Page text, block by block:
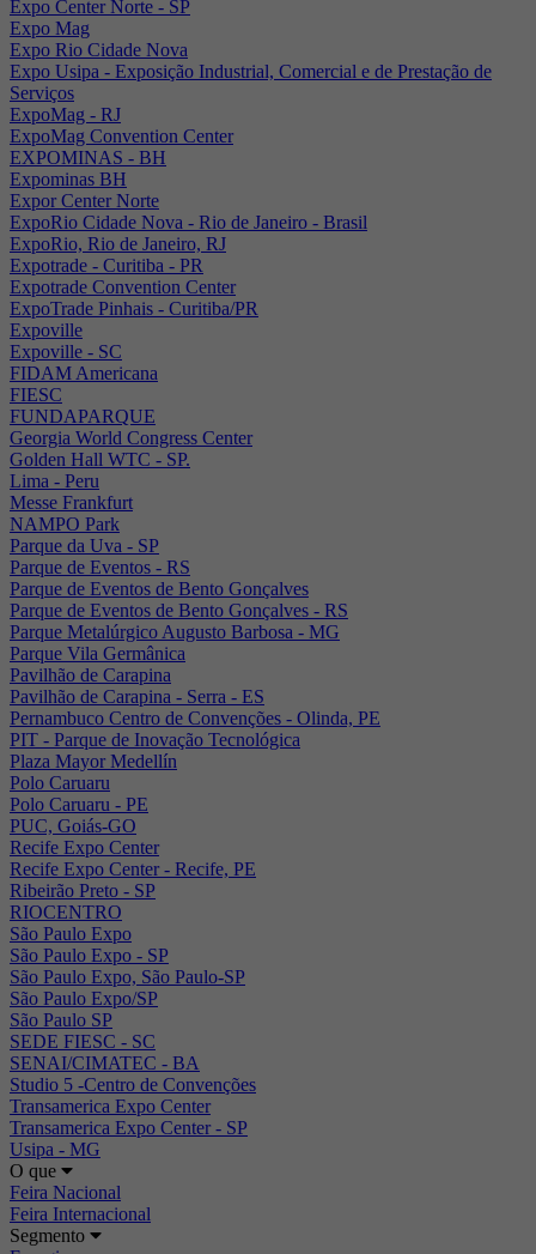
Expo Center Norte - SP
Expo Mag
Expo Rio Cidade Nova
Expo Usipa - Exposição Industrial, Comercial e de Prestação de
Serviços
ExpoMag - RJ
ExpoMag Convention Center
EXPOMINAS - BH
Expominas BH
Expor Center Norte
ExpoRio Cidade Nova - Rio de Janeiro - Brasil
ExpoRio, Rio de Janeiro, RJ
Expotrade - Curitiba - PR
Expotrade Convention Center
ExpoTrade Pinhais - Curitiba/PR
Expoville
Expoville - SC
FIDAM Americana
FIESC
FUNDAPARQUE
Georgia World Congress Center
Golden Hall WTC - SP.
Lima - Peru
Messe Frankfurt
NAMPO Park
Parque da Uva - SP
Parque de Eventos - RS
Parque de Eventos de Bento Gonçalves
Parque de Eventos de Bento Gonçalves - RS
Parque Metalúrgico Augusto Barbosa - MG
Parque Vila Germânica
Pavilhão de Carapina
Pavilhão de Carapina - Serra - ES
Pernambuco Centro de Convenções - Olinda, PE
PIT - Parque de Inovação Tecnológica
Plaza Mayor Medellín
Polo Caruaru
Polo Caruaru - PE
PUC, Goiás-GO
Recife Expo Center
Recife Expo Center - Recife, PE
Ribeirão Preto - SP
RIOCENTRO
São Paulo Expo
São Paulo Expo - SP
São Paulo Expo, São Paulo-SP
São Paulo Expo/SP
São Paulo SP
SEDE FIESC - SC
SENAI/CIMATEC - BA
Studio 5 -Centro de Convenções
Transamerica Expo Center
Transamerica Expo Center - SP
Usipa - MG
O que
Feira Nacional
Feira Internacional
Segmento